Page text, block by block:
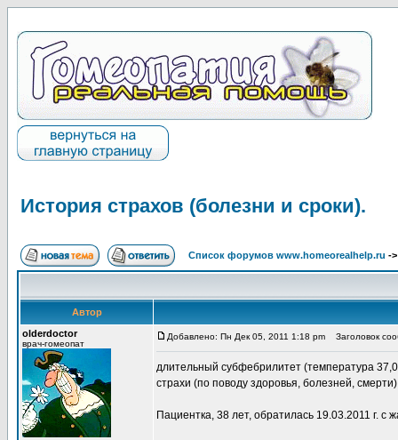
История страхов (болезни и сроки).
Список форумов www.homeorealhelp.ru -
Автор
olderdoctor
врач-гомеопат
Добавлено: Пн Дек 05, 2011 1:18 pm Заголовок
длительный субфебрилитет (температура
страхи (по поводу здоровья, болезней, смерти)
Пациентка, 38 лет, обратилась 19.03.2011 г.